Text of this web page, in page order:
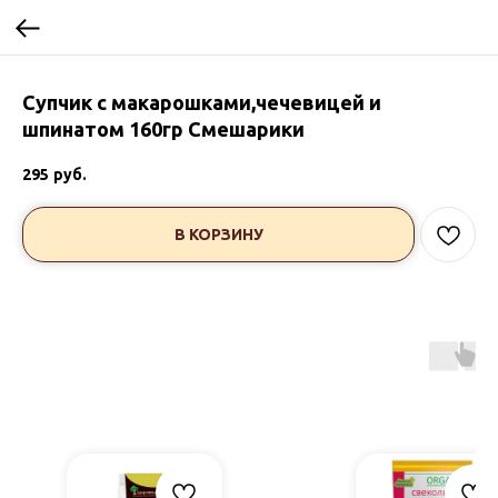
Супчик с макарошками,чечевицей и
шпинатом 160гр Смешарики
295 руб.
В КОРЗИНУ